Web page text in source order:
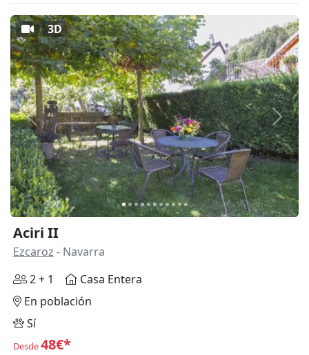
Anterior
3D
Aciri II
Ezcaroz - Navarra
2 + 1
Casa Entera
En población
Sí
Desde48€*